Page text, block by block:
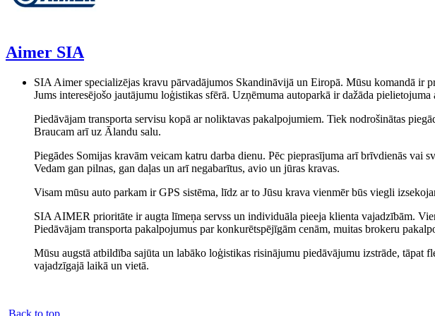
Aimer SIA
SIA Aimer specializējas kravu pārvadājumos Skandināvijā un Eiropā. Mūsu komandā ir
Jums interesējošo jautājumu loģistikas sfērā. Uzņēmuma autoparkā ir dažāda pielietojuma
Piedāvājam transporta servisu kopā ar noliktavas pakalpojumiem. Tiek nodrošinātas
Braucam arī uz Ālandu salu.
Piegādes Somijas kravām veicam katru darba dienu. Pēc pieprasījuma arī brīvdienās vai
Vedam gan pilnas, gan daļas un arī negabarītus, avio un jūras kravas.
Visam mūsu auto parkam ir GPS sistēma, līdz ar to Jūsu krava vienmēr būs viegli
SIA AIMER prioritāte ir augta līmeņa servss un individuāla pieeja klienta vajadzībām.
Piedāvājam transporta pakalpojumus par konkurētspējīgām cenām, muitas brokeru
Mūsu augstā atbildība sajūta un labāko loģistikas risinājumu piedāvājumu izstrāde, tāpat
vajadzīgajā laikā un vietā.
Back to top